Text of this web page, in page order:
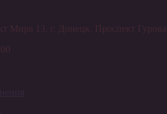
Мира 13. г. Донецк. Проспект